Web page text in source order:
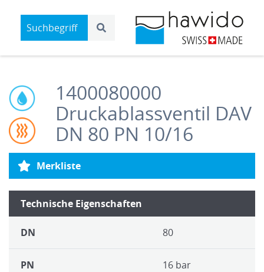
1400080000
Druckablassventil DAV
DN 80 PN 10/16
Merkliste
Technische Eigenschaften
DN 80
PN 16 bar